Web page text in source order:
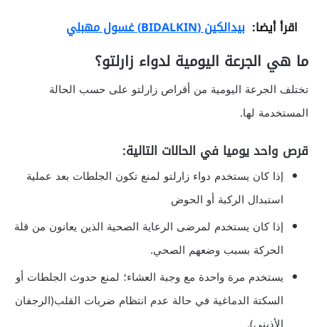
اقرأ أيضا: بيدالكين (BIDALKIN) غسول مهبلي
ما هي الجرعة اليومية لدواء زارلتو؟
تختلف الجرعة اليومية من أقراص زارلتو على حسب الحالة
المستخدمة لها.
قرص واحد يوميا في الحالات التالية:
إذا كان يستخدم دواء زارلتو لمنع تكون الجلطات بعد عملية
استبدال الركبة أو الحوض
إذا كان يستخدم لمرضى الرعاية الصحية الذين يعانون من قلة
الحركة بسبب وضعهم الصحي.
يستخدم مرة واحدة مع وجبة العشاء؛ لمنع حدوث الجلطات أو
السكتة الدماغية في حالة عدم انتظام ضربات القلب(الرجفان